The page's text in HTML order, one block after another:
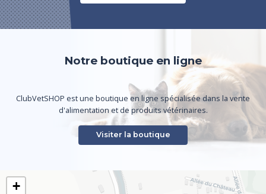
Notre boutique en ligne
ClubVetSHOP est une boutique en ligne spécialisée dans la vente
d'alimentation et de produits vétérinaires.
Visiter la boutique
+